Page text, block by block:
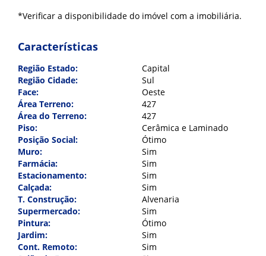
*Verificar a disponibilidade do imóvel com a imobiliária.
Características
Região Estado:
Capital
Região Cidade:
Sul
Face:
Oeste
Área Terreno:
427
Área do Terreno:
427
Piso:
Cerâmica e Laminado
Posição Social:
Ótimo
Muro:
Sim
Farmácia:
Sim
Estacionamento:
Sim
Calçada:
Sim
T. Construção:
Alvenaria
Supermercado:
Sim
Pintura:
Ótimo
Jardim:
Sim
Cont. Remoto:
Sim